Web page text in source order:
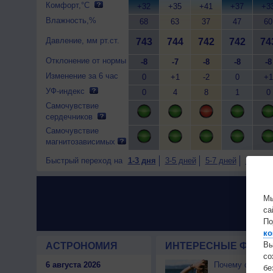
Комфорт,°C
Влажность,%
Давление, мм рт.ст.
Отклонение от нормы
Изменение за 6 час
УФ-индекс
Самочувствие
сердечников
Самочувствие
магнитозависимых
+32
68
743
-8
0
0
+35
63
744
-7
+1
4
+41
37
742
-8
-2
8
+37
47
742
-8
0
1
60
-8
+1
0
Быстрый переход на 1-3 дня 3-5 дней 5-7 дней 7-9 дней
АСТРОНОМИЯ
6 августа 2026
ИНТЕРЕСНЫЕ
Почему